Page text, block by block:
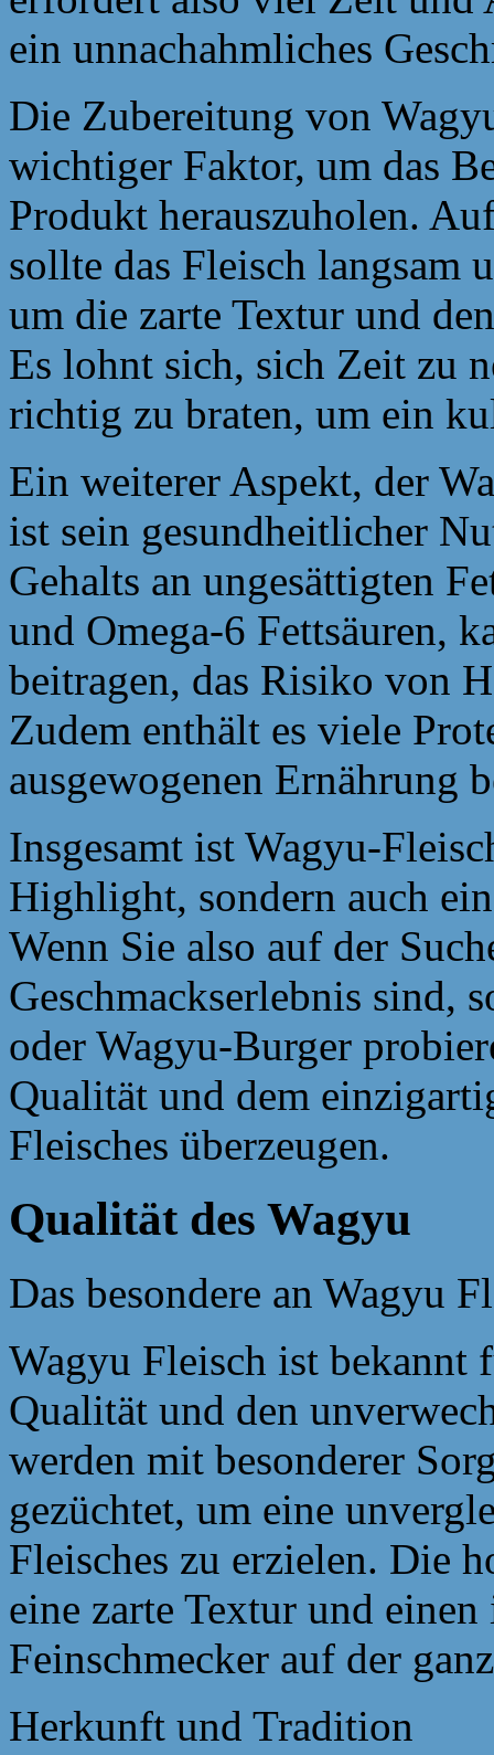
ein unnachahmliches
Die Zubereitung von
wichtiger Faktor, um das
Produkt herauszuholen.
sollte das Fleisch langsam
um die zarte Textur und
Es lohnt sich, sich Zeit zu
richtig zu braten, um ein
Ein weiterer Aspekt, der
ist sein gesundheitlicher
Gehalts an ungesättigten
und Omega-6 Fettsäuren,
beitragen, das Risiko von
Zudem enthält es viele
ausgewogenen Ernährung
Insgesamt ist Wagyu-
Highlight, sondern auch
Wenn Sie also auf der
Geschmackserlebnis sind,
oder Wagyu-Burger
Qualität und dem
Fleisches überzeugen.
Qualität des Wagyu
Das besondere an Wagyu
Wagyu Fleisch ist bekannt
Qualität und den
werden mit besonderer
gezüchtet, um eine
Fleisches zu erzielen. Die
eine zarte Textur und
Feinschmecker auf der
Herkunft und Tradition